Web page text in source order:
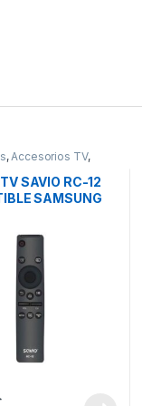
,Accesorios TV,
SAVIO RC-12
SAMSUNG